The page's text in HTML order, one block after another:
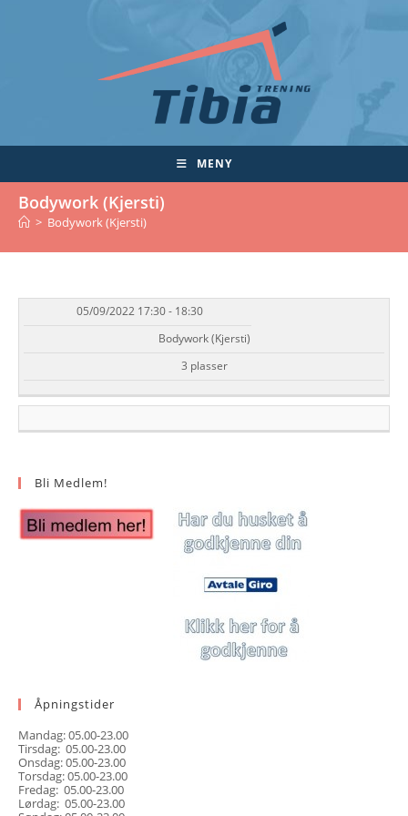
MENY
Bodywork (Kjersti)
> Bodywork (Kjersti)
DATO/TID EVENT TILGJENGELIGHET
05/09/2022 17:30 - 18:30
Bodywork (Kjersti)
3 plasser
Bli Medlem!
Åpningstider
Mandag: 05.00-23.00
Tirsdag: 05.00-23.00
Onsdag: 05.00-23.00
Torsdag: 05.00-23.00
Fredag: 05.00-23.00
Lørdag: 05.00-23.00